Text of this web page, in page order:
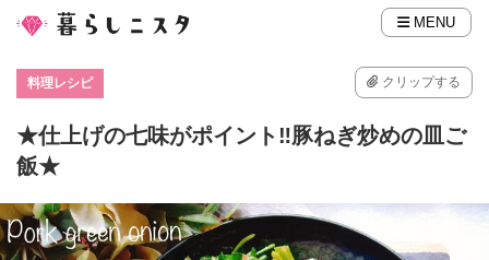
MENU
料理レシピ クリップする
★仕上げの七味がポイント‼豚ねぎ炒めの皿ご
飯★